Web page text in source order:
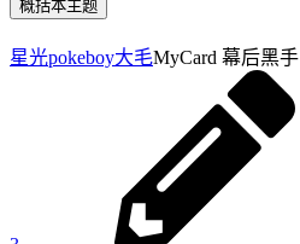
概括本主题
星光pokeboy大毛MyCard 幕后黑手